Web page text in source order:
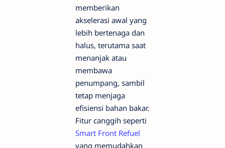
memberikan
akselerasi awal yang
lebih bertenaga dan
halus, terutama saat
menanjak atau
membawa
penumpang, sambil
tetap menjaga
efisiensi bahan bakar.
Fitur canggih seperti
Smart Front Refuel
yang memudahkan